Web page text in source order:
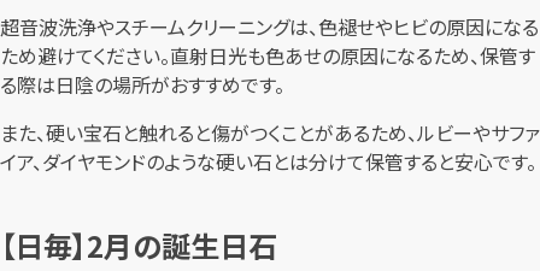
超音波洗浄やスチームクリーニングは、色褪せやヒビの原因になる
ため避けてください。直射日光も色あせの原因になるため、保管す
る際は日陰の場所がおすすめです。
また、硬い宝石と触れると傷がつくことがあるため、ルビーやサファ
イア、ダイヤモンドのような硬い石とは分けて保管すると安心です。
【日毎】2月の誕生日石